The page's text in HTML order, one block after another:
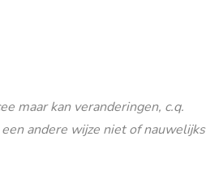
maar kan veranderingen, c.q.
andere wijze niet of nauwelijks